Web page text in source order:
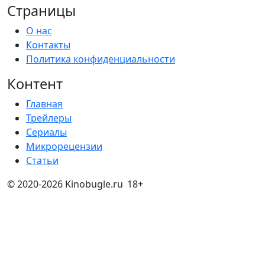
Страницы
О нас
Контакты
Политика конфиденциальности
Контент
Главная
Трейлеры
Сериалы
Микрорецензии
Статьи
© 2020-2026 Kinobugle.ru 18+